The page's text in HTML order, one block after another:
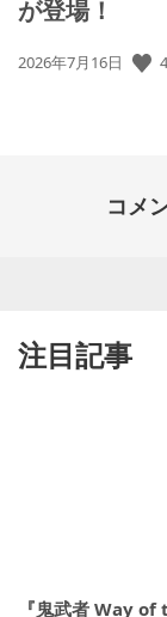
が登場！
公
2026年7月16日
コメ
注目記事
『鬼武者 Way